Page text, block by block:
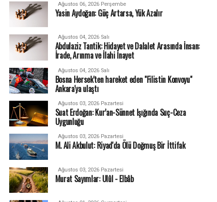
Ağustos 06, 2026 Perşembe
Yasin Aydoğan: Güç Artarsa, Yük Azalır
Ağustos 04, 2026 Salı
Abdulaziz Tantik: Hidayet ve Dalalet Arasında İnsan:
İrade, Arınma ve İlahi İnayet
Ağustos 04, 2026 Salı
Bosna Hersek'ten hareket eden "Filistin Konvoyu"
Ankara'ya ulaştı
Ağustos 03, 2026 Pazartesi
Suat Erdoğan: Kur’an-Sünnet Işığında Suç-Ceza
Uygunluğu
Ağustos 03, 2026 Pazartesi
M. Ali Akbulut: Riyad'da Ölü Doğmuş Bir İttifak
Ağustos 03, 2026 Pazartesi
Murat Sayımlar: Ulûl - Elbâb